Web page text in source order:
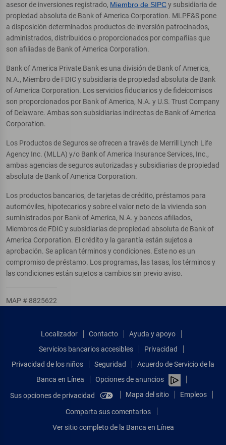
asesor de inversiones registrado, Miembro de SIPCy subsidiaria de
propiedad absoluta de Bank of America Corporation. MLPF&S pone
a disposición determinados productos de inversión patrocinados,
administrados, distribuidos o proporcionados por compañías que
son afiliadas de Bank of America Corporation.
Bank of America Private Bank es una división de Bank of America,
N.A., Miembro de FDIC y subsidiaria de propiedad absoluta de Bank
of America Corporation. Los servicios fiduciarios y de fideicomisos
son proporcionados por Bank of America, N.A. y U.S. Trust Company
of Delaware. Ambas son subsidiarias indirectas de Bank of America
Corporation.
Los Productos de Seguros se ofrecen a través de Merrill Lynch Life
Agency Inc. (MLLA) y/o Bank of America Insurance Services, Inc.,
ambas agencias de seguros autorizadas y subsidiarias de propiedad
absoluta de Bank of America Corporation.
Los productos bancarios, de tarjetas de crédito, préstamos para
automóviles, hipotecarios y sobre el valor neto de la vivienda son
suministrados por Bank of America, N.A. y bancos afiliados,
Miembros de FDIC y subsidiarias de propiedad absoluta de Bank of
America Corporation. El crédito y la garantía están sujetos a
aprobación. Se aplican términos y condiciones. Este no es un
compromiso de préstamo. Los programas, las tasas, los términos y
las condiciones están sujetos a cambios sin previo aviso.
MAP # 8825622
Localizador Contacto
Ayuda y apoyo
Servicios bancarios accesibles
Privacidad
Privacidad de los niños
Seguridad
Acuerdo de Servicio de la
Banca en Línea
Opciones de anuncios
Sus opciones de privacidad
Mapa del sitio Empleos
Comparta sus comentarios
Ver sitio completo de la Banca en Línea